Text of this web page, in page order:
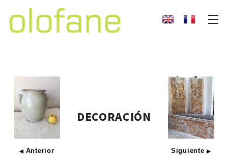
◀ Anterior
DECORACIÓN
Siguiente▶